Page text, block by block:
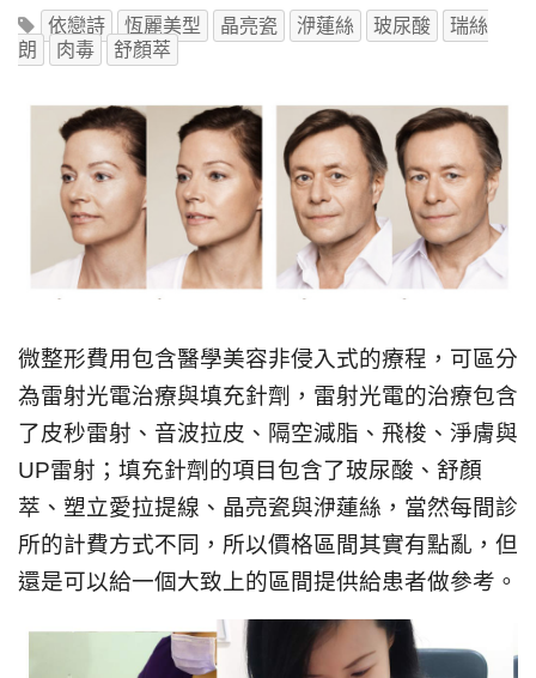
依戀詩 恆麗美型 晶亮瓷 洢蓮絲 玻尿酸
瑞絲
朗
肉毒 舒顏萃
微整形費用包含醫學美容非侵入式的療程，可區分
為雷射光電治療與填充針劑，雷射光電的治療包含
了皮秒雷射、音波拉皮、隔空減脂、飛梭、淨膚與
UP雷射；填充針劑的項目包含了玻尿酸、舒顏
萃、塑立愛拉提線、晶亮瓷與洢蓮絲，當然每間診
所的計費方式不同，所以價格區間其實有點亂，但
還是可以給一個大致上的區間提供給患者做參考。